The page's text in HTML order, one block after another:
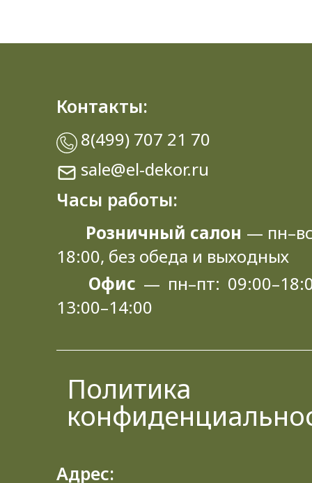
Контакты:
8(499) 707 21 70
sale@el-dekor.ru
Часы работы:
Розничный салон —
18:00, без обеда и выходных
Офис — пн–пт:
13:00–14:00
Политика
Адрес: